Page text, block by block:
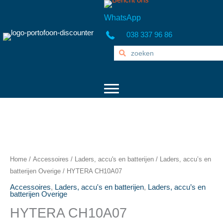
inhoud
038 337 96 86
WhatsApp
Home / Accessoires / Laders, accu's en batterijen / Laders, accu’s en
batterijen Overige / HYTERA CH10A07
Accessoires, Laders, accu's en batterijen, Laders, accu’s en
batterijen Overige
HYTERA CH10A07